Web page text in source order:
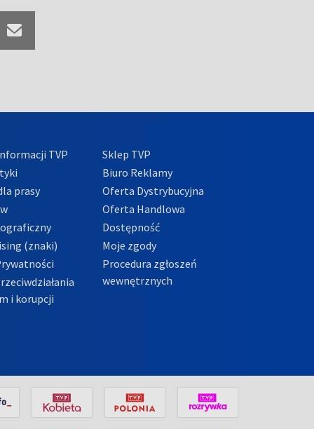
TVP
prasy
(znaki)
i korupcji
Sklep TVP
Biuro Reklamy
Oferta Dystrybucyjna
Oferta Handlowa
Dostępność
Moje zgody
Procedura zgłoszeń
wewnętrznych